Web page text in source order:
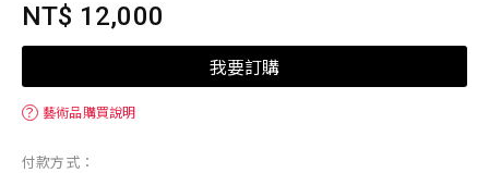
NT$ 12,000
我要訂購
？ 藝術品購買說明
付款方式：